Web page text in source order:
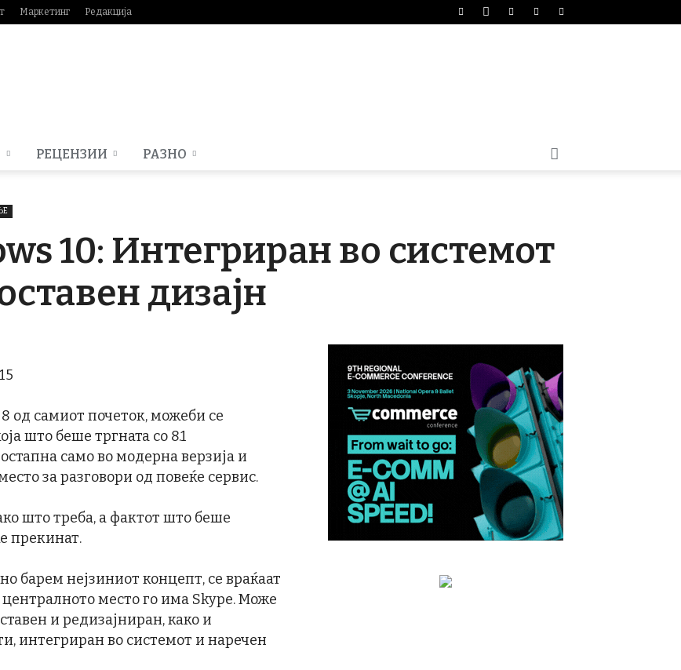
Маркетинг Редакција
РЕЦЕНЗИИ РАЗНО
10: Интегриран во системот
дизајн
од самиот почеток, можеби се
што беше тргната со 8.1
само во модерна верзија и
за разговори од повеќе сервис.
што треба, а фактот што беше
прекинат.
барем нејзиниот концепт, се враќаат
место го има Skype. Може
и редизајниран, како и
интегриран во системот и наречен